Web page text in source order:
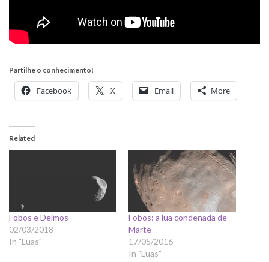
Partilhe o conhecimento!
Facebook X Email More
Related
Fobos e Deimos
02/03/2018
In "Luas"
Fobos: a lua condenada de
Marte
17/05/2016
In "Luas"